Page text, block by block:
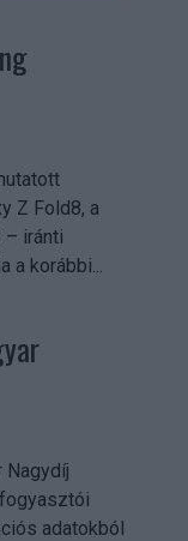
Z Fold8, a
– iránti
a korábbi...
Nagydíj
adatokból